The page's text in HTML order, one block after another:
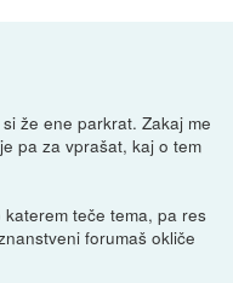
že ene parkrat. Zakaj me
pa za vprašat, kaj o tem
teče tema, pa res
forumaš okliče